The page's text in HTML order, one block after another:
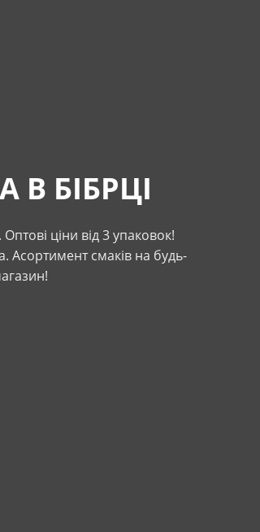
БІБРЦІ
. Оптові ціни від 3 упаковок!
Асортимент смаків на будь-